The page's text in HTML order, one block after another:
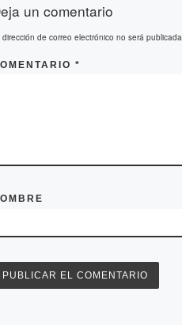
un comentario
dirección de correo electrónico no será publicada.
*